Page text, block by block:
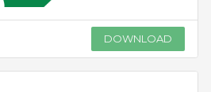
DOWNLOAD